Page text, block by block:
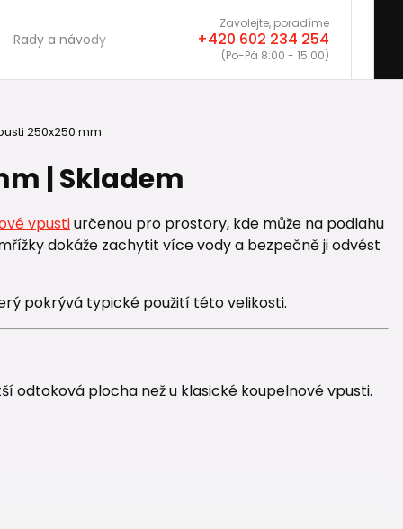
Rady a návody
Zavolejte, poradíme
+420 602 234 254
(Po-Pá 8:00 - 15:00)
250x250 mm
| Skladem
vpustiurčenou pro prostory, kde může na podlahu
dokáže zachytit více vody a bezpečně ji odvést
pokrývá typické použití této velikosti.
odtoková plocha než u klasické koupelnové vpusti.